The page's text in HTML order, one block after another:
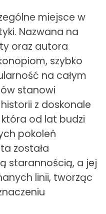
miejsce w
Nazwana na
oraz autora
szybko
na całym
stanowi
z doskonale
od lat budzi
pokoleń
została
starannością, a jej
linii, tworząc